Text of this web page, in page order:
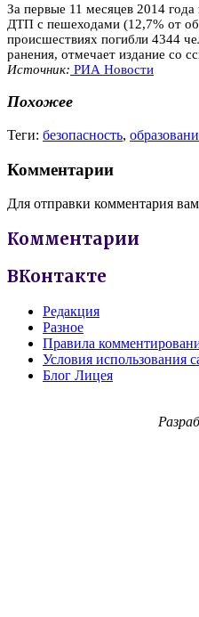
За первые 11 месяцев 2014
ДТП с пешеходами (12,7% от
происшествиях погибли 4344
ранения, отмечает издание со
Источник: РИА Новости
Похожее
Теги: безопасность,
Комментарии
Для отправки комментария
Комментарии
ВКонтакте
Редакция
Разное
Правила
Условия использования
Блог Лицея